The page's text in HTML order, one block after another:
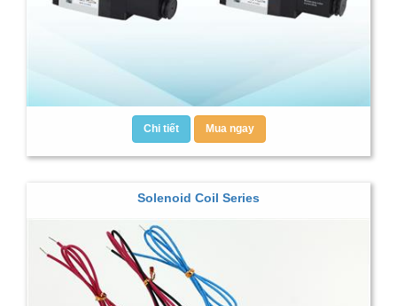
Chi tiết Mua ngay
Solenoid Coil Series